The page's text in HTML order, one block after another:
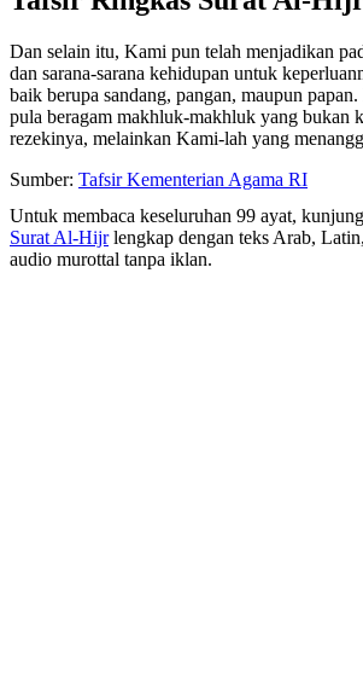
Dan selain itu, Kami pun telah menjadikan
dan sarana-sarana kehidupan untuk
baik berupa sandang, pangan, maupun
pula beragam makhluk-makhluk yang bukan
rezekinya, melainkan Kami-lah yang
Sumber: Tafsir Kementerian Agama RI
Untuk membaca keseluruhan 99 ayat,
Surat Al-Hijrlengkap dengan teks Arab,
audio murottal tanpa iklan.